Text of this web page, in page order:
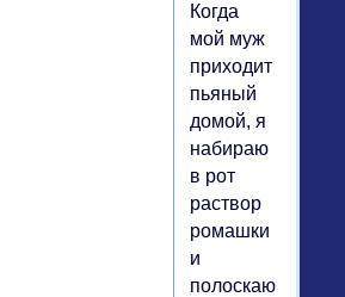
Когда
мой муж
приходит
пьяный
домой, я
набираю
в рот
раствор
ромашки
и
полоскаю,